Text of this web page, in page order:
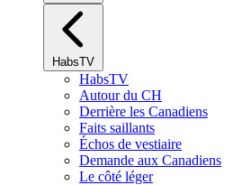
HabsTV
HabsTV
Autour du CH
Derrière les Canadiens
Faits saillants
Échos de vestiaire
Demande aux Canadiens
Le côté léger